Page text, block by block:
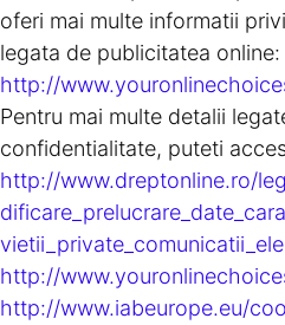
oferi mai multe informatii
legata de publicitatea online:
http://
Pentru mai multe detalii
confidentialitate, puteti
http://www.dreptonline.ro/
http://
http://www.iabeurope.eu/